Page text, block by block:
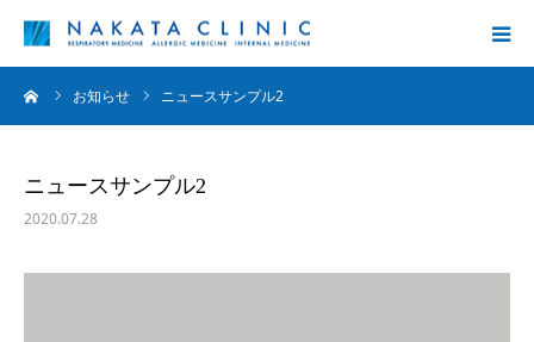
お知らせ ニュースサンプル2
ニュースサンプル2
2020.07.28
診療内容